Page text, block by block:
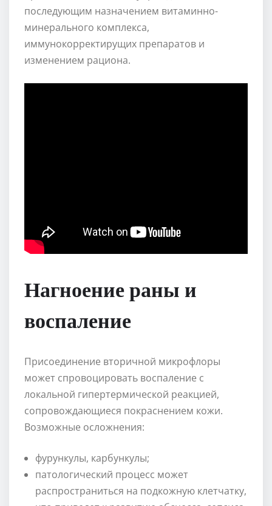
последующим назначением витаминно-
минерального комплекса,
иммунокорректирущих препаратов и
изменением рациона.
Нагноение раны и
воспаление
Присоединение вторичной микрофлоры
может спровоцировать воспаление с
локальной гипертермической реакцией,
сопровождающиеся покраснением кожи.
Возможные осложнения:
фурункулы, карбункулы;
патологический процесс может
распространиться на подкожную клетчатку,